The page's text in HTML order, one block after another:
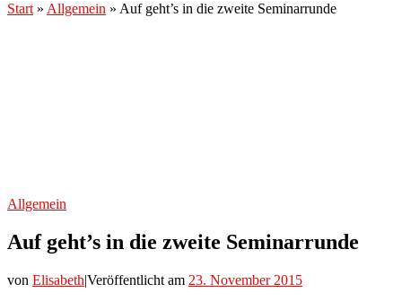
Start » Allgemein » Auf geht’s in die zweite Seminarrunde
Allgemein
Auf geht’s in die zweite Seminarrunde
von Elisabeth|Veröffentlicht am 23. November 2015